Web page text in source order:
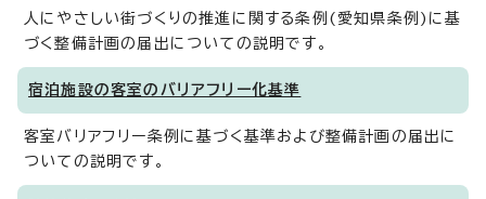
人にやさしい街づくりの推進に関する条例(愛知県条例)に基
づく整備計画の届出についての説明です。
宿泊施設の客室のバリアフリー化基準
客室バリアフリー条例に基づく基準および整備計画の届出に
ついての説明です。